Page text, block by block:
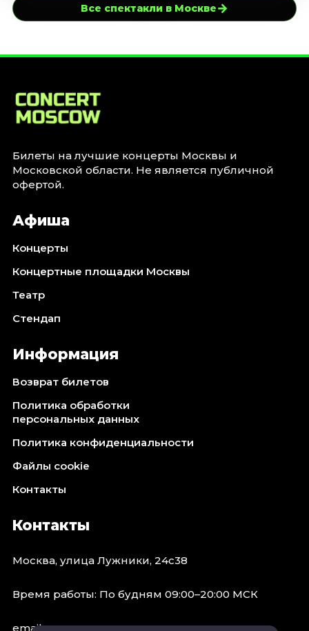
Все спектакли в Москве→
Билеты на лучшие концерты Москвы и
Московской области. Не является публичной
офертой.
Афиша
Концерты
Концертные площадки Москвы
Театр
Стендап
Информация
Возврат билетов
Политика обработки
персональных данных
Политика конфиденциальности
Файлы cookie
Контакты
Контакты
Москва, улица Лужники, 24с38
Время работы: По будням 09:00–20:00 МСК
email: